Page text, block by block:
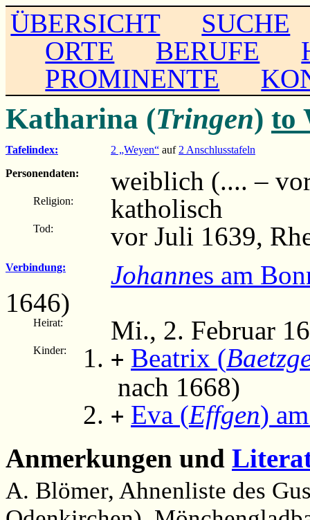
ÜBERSICHT
SUCHE
ORTE
BERUFE
PROMINENTE
Katharina (Tringen) to
Tafelindex: 2 „Weyen“ auf 2 Anschlusstafeln
Personendaten:
weiblich (.... –
Religion: katholisch
Tod: vor Juli 1639,
Verbindung: Johannes am
1646)
Heirat: Mi., 2. Februar
Kinder: + Beatrix (
nach 1668)
+ Eva (Effgen)
Anmerkungen und
A. Blömer, Ahnenliste des